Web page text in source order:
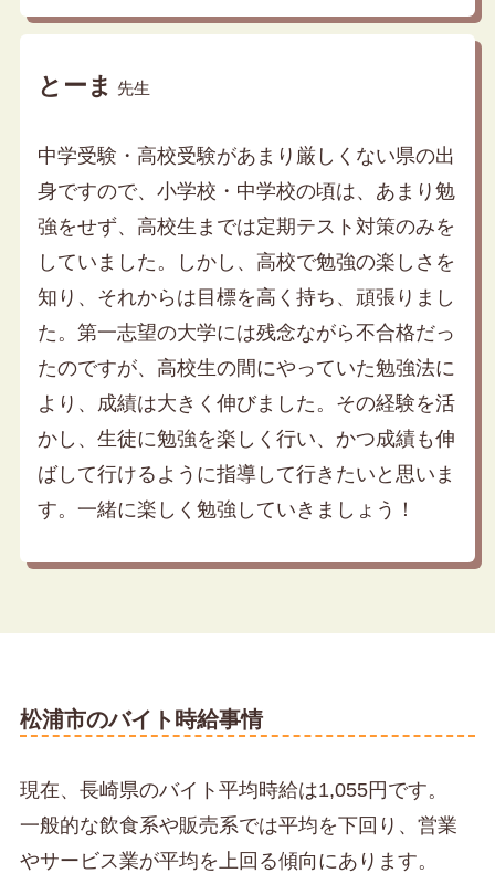
とーま 先生
中学受験・高校受験があまり厳しくない県の出
身ですので、小学校・中学校の頃は、あまり勉
強をせず、高校生までは定期テスト対策のみを
していました。しかし、高校で勉強の楽しさを
知り、それからは目標を高く持ち、頑張りまし
た。第一志望の大学には残念ながら不合格だっ
たのですが、高校生の間にやっていた勉強法に
より、成績は大きく伸びました。その経験を活
かし、生徒に勉強を楽しく行い、かつ成績も伸
ばして行けるように指導して行きたいと思いま
す。一緒に楽しく勉強していきましょう！
松浦市のバイト時給事情
現在、長崎県のバイト平均時給は1,055円です。
一般的な飲食系や販売系では平均を下回り、営業
やサービス業が平均を上回る傾向にあります。